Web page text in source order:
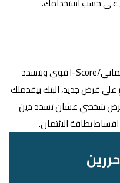
لو عميل مميز في البنك، وعندك تاريخ ائتماني/I-Score قوي وبتسدد
قرض جديد، البنك بيقدملك
قرض شخصي عشان تسدد دين
بطاقة الائتمان.